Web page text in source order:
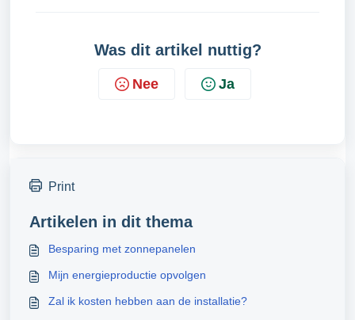
Was dit artikel nuttig?
Nee Ja
Print
Artikelen in dit thema
Besparing met zonnepanelen
Mijn energieproductie opvolgen
Zal ik kosten hebben aan de installatie?